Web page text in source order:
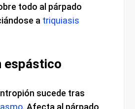
todo al párpado
a triquiasis
espástico
sucede tras
. Afecta al párpado